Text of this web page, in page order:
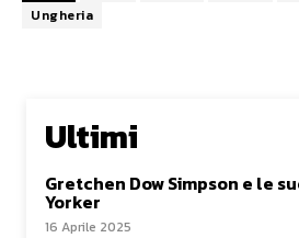
Ungheria
Ultimi
Gretchen Dow Simpson e le
Yorker
16 Aprile 2025